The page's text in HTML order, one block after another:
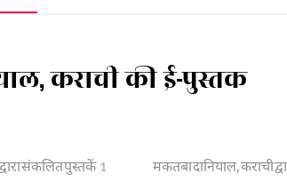
कराची की ई-पुस्तक
संकलित पुस्तकें 1 मकतबा दानियाल, कराची